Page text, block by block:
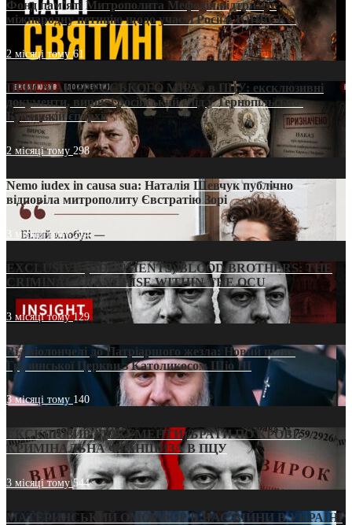
Фонд пам’яті Митрополита Мефодія підтримує
міжнародну петицію щодо участі Росії в ЮНЕСКО
2 місяці тому61
ПРИСМАК «РУССЬКОГО МІРА» в ПЦУ: ексклюзивні
документи, вирок і російський слід у Тернопільсько-
Бучацькій єпархії
2 місяці тому 298
Nemo iudex in causa sua: Наталія Шевчук публічно
відповіла митрополиту Євстратію Зорі
3 місяці тому214
EXCLUSIVE (DOCUMENTS)/BLOOD BROTHERS: THE
CRIMINAL FRANCHISE WITHIN THE OCU
3 місяці тому129
Від віолончелі до Патріаршого жезла: Новий шлях
Грузинської Церкви з Католикосом Шіо III
3 місяці тому 140
ЕКСКЛЮЗИВ (ДОКУМЕНТИ)/БРАТИ ПО КРОВІ:
КРИМІНАЛЬНА ФРАНШИЗА В ПЦУ
3 місяці тому544
МАТЕРИНСЬКИЙ ОМОРФОР В ЧАС ВІЙНИ В УКРАЇНІ